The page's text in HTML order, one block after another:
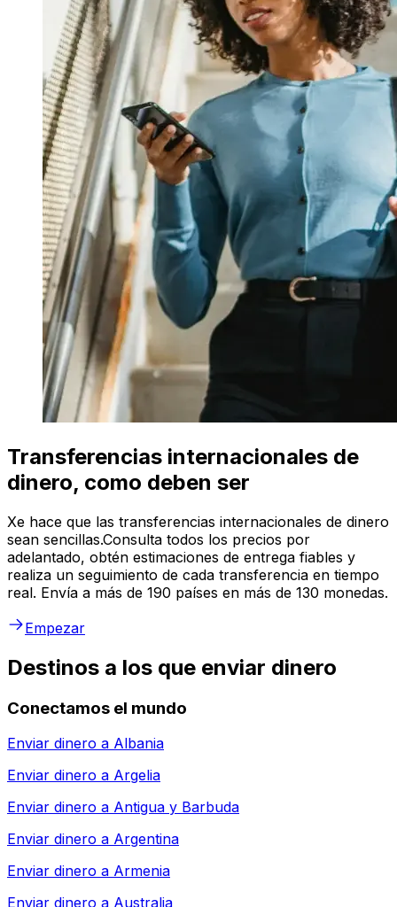
Transferencias internacionales de
dinero, como deben ser
Xe hace que las transferencias internacionales de dinero
sean sencillas.Consulta todos los precios por
adelantado, obtén estimaciones de entrega fiables y
realiza un seguimiento de cada transferencia en tiempo
real. Envía a más de 190 países en más de 130 monedas.
Empezar
Destinos a los que enviar dinero
Conectamos el mundo
Enviar dinero a Albania
Enviar dinero a Argelia
Enviar dinero a Antigua y Barbuda
Enviar dinero a Argentina
Enviar dinero a Armenia
Enviar dinero a Australia